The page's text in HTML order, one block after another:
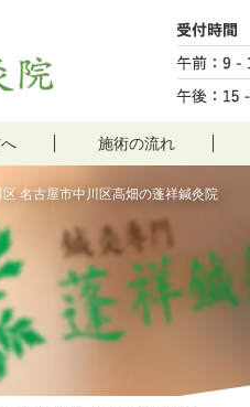
名古屋市中川区高畑の蓬祥鍼灸院
施術の流れ